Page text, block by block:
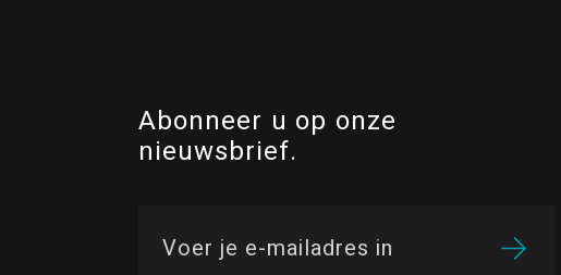
Abonneer u op onze
nieuwsbrief.